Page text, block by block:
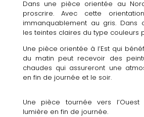
Dans une pièce orientée au
proscrire. Avec cette
immanquablement au gris. Dans
les teintes claires du type couleurs
Une pièce orientée à l’Est qui
du matin peut recevoir des
chaudes qui assureront une
en fin de journée et le soir.
Une pièce tournée vers
lumière en fin de journée.